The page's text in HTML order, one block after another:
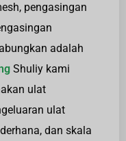
pengasingan
adalah
Shuliy kami
ulat
ulat
dan skala